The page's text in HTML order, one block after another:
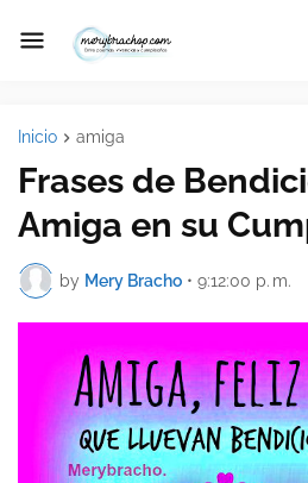
Inicio amiga
Frases de
Amiga en su
by Mery Bracho • 9:12:00 p. m.